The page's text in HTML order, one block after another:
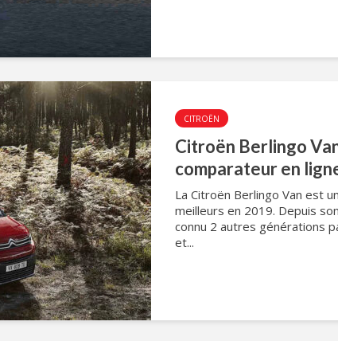
CITROËN
Citroën Berlingo
comparateur en
La Citroën Berlingo Van est
meilleurs en 2019. Depuis
connu 2 autres générations
et...